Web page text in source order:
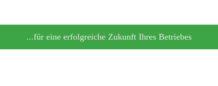
...für eine erfolgreiche Zukunft Ihres Betriebes